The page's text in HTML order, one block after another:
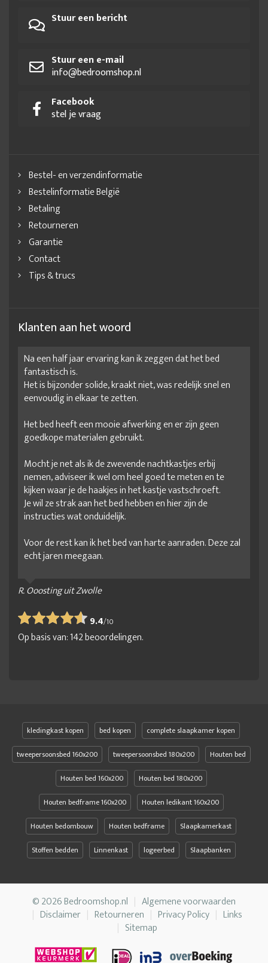
Stuur een bericht
Stuur een e-mail
info@bedroomshop.nl
Facebook
stel je vraag
Bestel- en verzendinformatie
Bestelinformatie België
Betaling
Retourneren
Garantie
Contact
Tips & trucs
Klanten aan het woord
Na een half jaar ervaring kan ik zeggen dat het bed
fantastisch is.
Het is bijzonder solide, kraakt niet, was redelijk snel en
eenvoudig in elkaar te zetten.
Het bed heeft een mooie afwerking en er zijn geen
goedkope materialen gebruikt.
Mocht je net als ik de zwevende nachtkastjes erbij
nemen, adviseer ik wel om heel goed te meten en te
kijken waar je de haakjes in het kastje vastschroeft.
Je wil ze strak aan het bed hebben en hier zijn de
instructies wat onduidelijk.
Voor de rest kan ik het bed van harte aanraden. Deze zal
echt jaren meegaan.
R. Ooosting uit Zwolle
9.4/10
Op basis van:142beoordelingen.
kledingkast kopen bed kopen
complete slaapkamer kopen
tweepersoonsbed 160x200
tweepersoonsbed 180x200
Houten bed
Houten bed 160x200
Houten bed 180x200
Houten bedframe 160x200
Houten ledikant 160x200
Houten bedombouw
Houten bedframe
Slaapkamerkast
Stoffen bedden
Linnenkast logeerbed Slaapbanken
© 2026 Bedroomshop.nl
Algemene voorwaarden
Disclaimer
Retourneren Privacy Policy
Links
Sitemap